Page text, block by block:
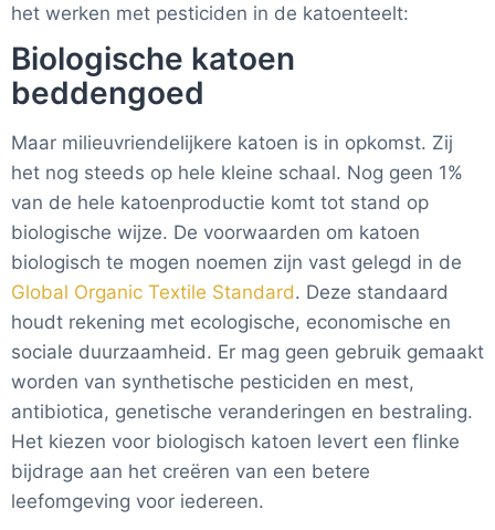
het werken met pesticiden in de katoenteelt:
Biologische katoen
beddengoed
Maar milieuvriendelijkere katoen is in opkomst. Zij
het nog steeds op hele kleine schaal. Nog geen 1%
van de hele katoenproductie komt tot stand op
biologische wijze. De voorwaarden om katoen
biologisch te mogen noemen zijn vast gelegd in de
Global Organic Textile Standard. Deze standaard
houdt rekening met ecologische, economische en
sociale duurzaamheid. Er mag geen gebruik gemaakt
worden van synthetische pesticiden en mest,
antibiotica, genetische veranderingen en bestraling.
Het kiezen voor biologisch katoen levert een flinke
bijdrage aan het creëren van een betere
leefomgeving voor iedereen.